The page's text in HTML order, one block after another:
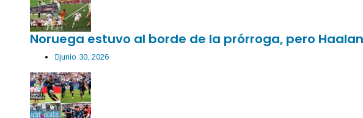
Noruega estuvo al borde de la prórroga, pero
junio 30, 2026